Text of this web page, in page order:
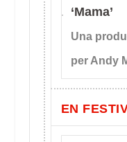
‘Mama’
Una
per Andy
EN